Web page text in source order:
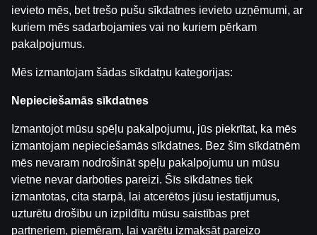
byDāvis 2025. g. 20. maijs
byDāvis 2025. g. 31. janv.
byDāvis 2025. g. 31. janv.
Kategorijas
WATCHING PARTY
ievieto mēs, bet trešo pušu sīkdatnes ievieto uzņēmumi, ar
kuriem mēs sadarbojamies vai no kuriem pērkam
pakalpojumus.
Mēs izmantojam šādas sīkdatņu kategorijas:
Nepieciešamās sīkdatnes
Izmantojot mūsu spēļu pakalpojumu, jūs piekrītat, ka mēs
izmantojam nepieciešamās sīkdatnes. Bez šīm sīkdatnēm
mēs nevaram nodrošināt spēļu pakalpojumu un mūsu
vietne nevar darboties pareizi. Šīs sīkdatnes tiek
izmantotas, cita starpā, lai atcerētos jūsu iestatījumus,
uzturētu drošību un izpildītu mūsu saistības pret
partneriem, piemēram, lai varētu izmaksāt pareizo